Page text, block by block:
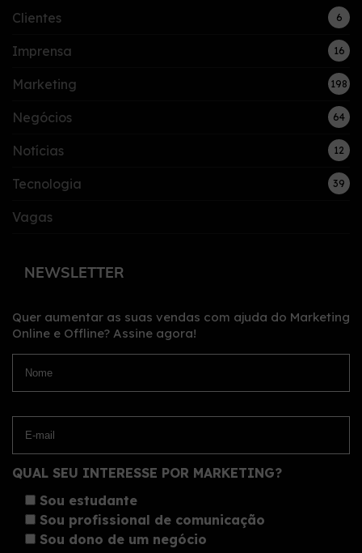
Clientes 6
Imprensa 16
Marketing 198
Negócios 64
Notícias 12
Tecnologia 39
Vagas
NEWSLETTER
Quer aumentar as suas vendas com ajuda do Marketing
Online e Offline? Assine agora!
QUAL SEU INTERESSE POR MARKETING?
Sou estudante
Sou profissional de comunicação
Sou dono de um negócio